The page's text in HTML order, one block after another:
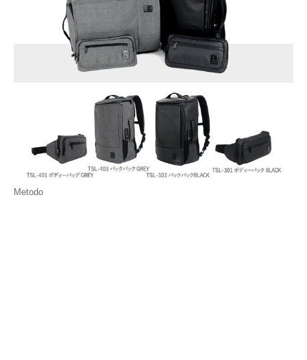
Metodo